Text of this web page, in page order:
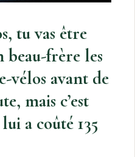
tu vas être
beau-frère les
vélos avant de
mais c’est
a coûté 135